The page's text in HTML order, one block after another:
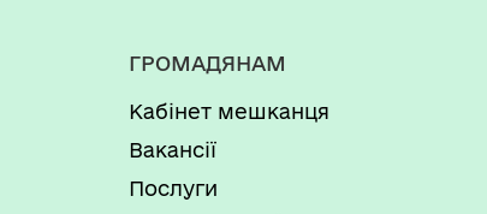
ГРОМАДЯНАМ
Кабінет мешканця
Вакансії
Послуги